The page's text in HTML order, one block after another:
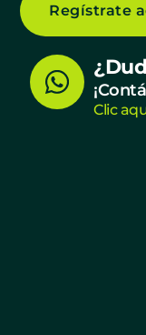
Regístrate
W
h
Clic